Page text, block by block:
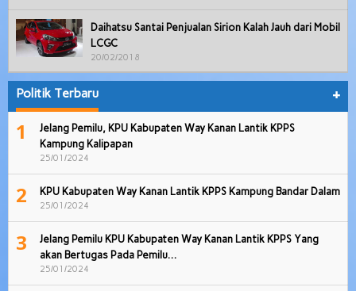
Daihatsu Santai Penjualan Sirion Kalah Jauh dari Mobil
LCGC
20/02/2018
Politik Terbaru +
1
Jelang Pemilu, KPU Kabupaten Way Kanan Lantik KPPS
Kampung Kalipapan
25/01/2024
2 KPU Kabupaten Way Kanan Lantik KPPS Kampung Bandar Dalam
25/01/2024
3
Jelang Pemilu KPU Kabupaten Way Kanan Lantik KPPS Yang
akan Bertugas Pada Pemilu…
25/01/2024